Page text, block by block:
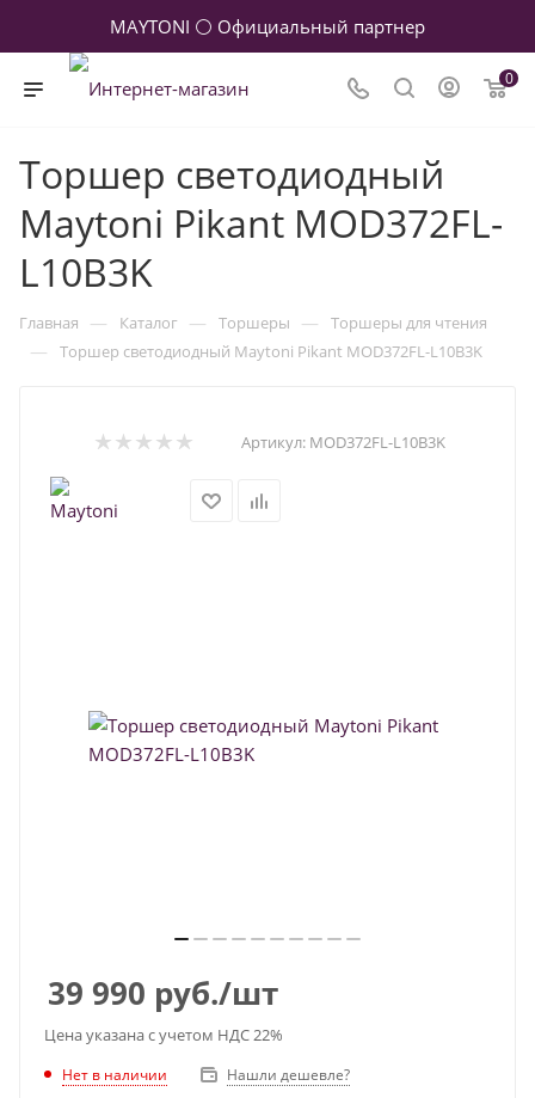
MAYTONI ⚪ Официальный партнер
0
Торшер светодиодный
Maytoni Pikant MOD372FL-
L10B3K
Главная — Каталог — Торшеры — Торшеры для чтения
— Торшер светодиодный Maytoni Pikant MOD372FL-L10B3K
Артикул: MOD372FL-L10B3K
39 990 руб./шт
Цена указана с учетом НДС 22%
Нет в наличии Нашли дешевле?